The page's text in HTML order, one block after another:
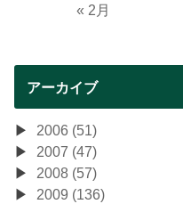
« 2月
アーカイブ
2006 (51)
2007 (47)
2008 (57)
2009 (136)